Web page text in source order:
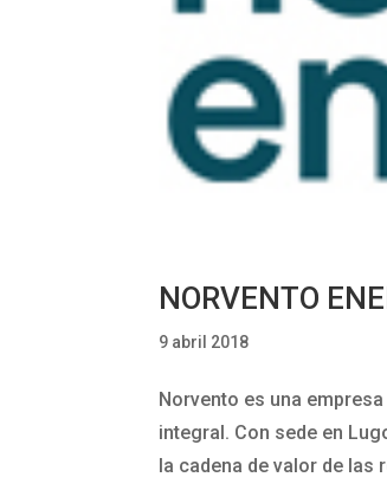
NORVENTO
9 abril 2018
Norvento es una
integral. Con sede en
la cadena de valor de las